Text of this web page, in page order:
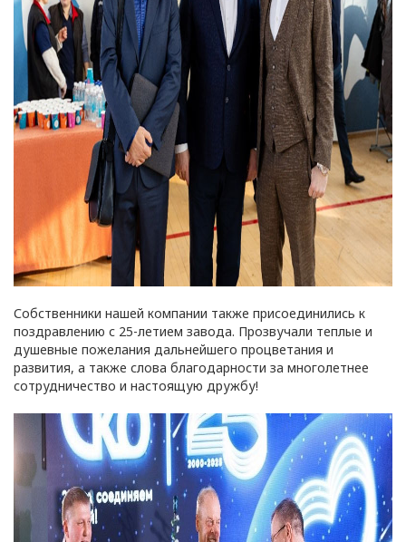
Собственники нашей компании также присоединились к
поздравлению с 25-летием завода. Прозвучали теплые и
душевные пожелания дальнейшего процветания и
развития, а также слова благодарности за многолетнее
сотрудничество и настоящую дружбу!
г. Минск
Глава 1
Общие
положения
1.1. Настоящая политика в
отношении обработки
персональных данных
в ООО
«ОПТИКЭНЕРГОКАБЕЛЬ»
(далее – Политика)
определяет
цели, принципы, способы,
условия обработки
персональных данных,
требования к защите
персональных данных,
которые обрабатываются
в
ООО «ОПТИКЭНЕРГОКАБЕЛЬ».